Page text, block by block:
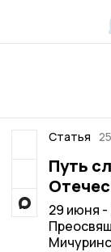
Статья
Путь
29 июня